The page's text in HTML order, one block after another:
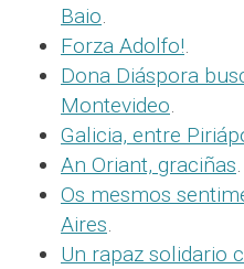
Baio.
Forza Adolfo!.
Dona Diáspora
Montevideo.
Galicia, entre
An Oriant, graciñas.
Os mesmos
Aires.
Un rapaz solidario